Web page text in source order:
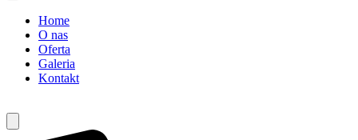
Home
O nas
Oferta
Galeria
Kontakt